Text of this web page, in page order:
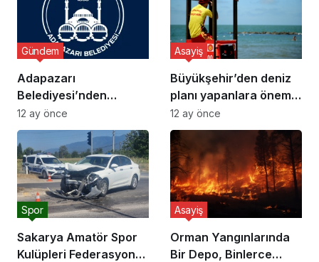
Adapazarı
Belediyesi’nden
Dolandırıcılık Uyarısı
Gündem
12 ay önce
Büyükşehir’den deniz
planı yapanlara önemli
uyarı
Asayiş
12 ay önce
Sakarya Amatör Spor
Kulüpleri Federasyonu
Spor
Orman Yangınlarında
Bir Depo, Binlerce
Asayiş